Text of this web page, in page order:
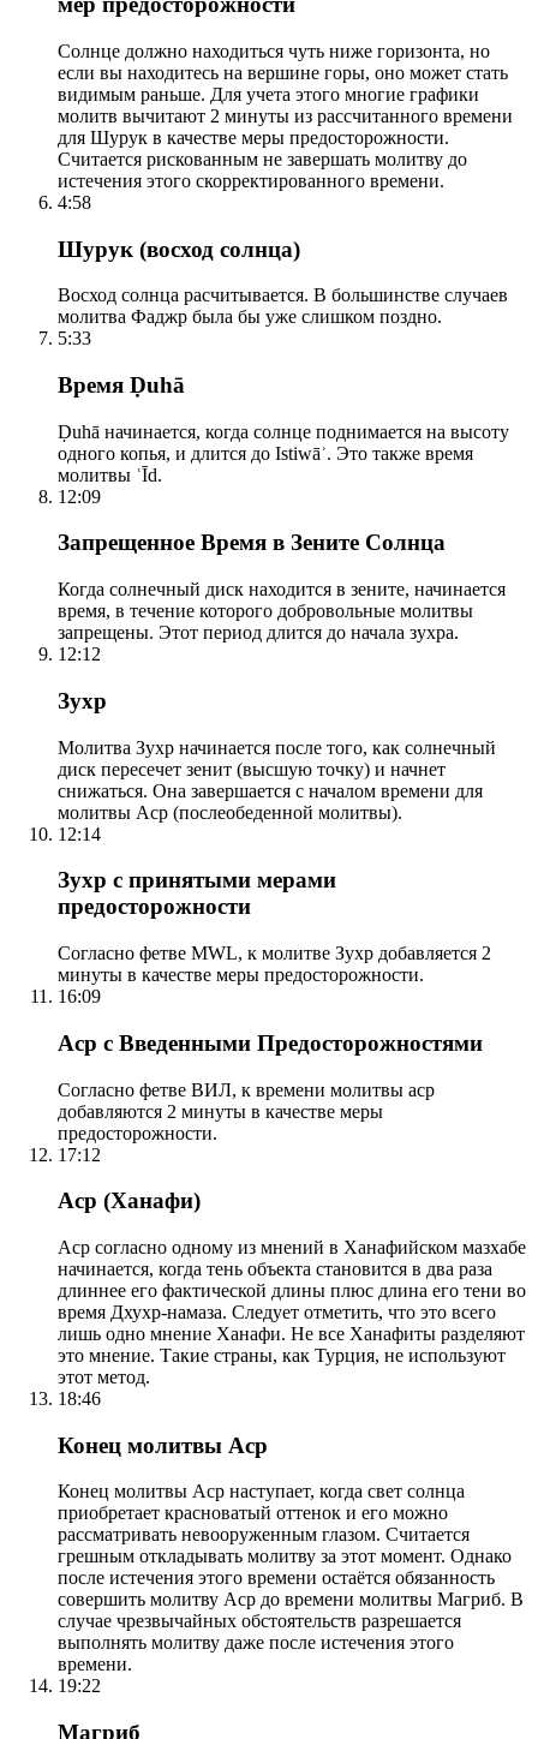
Солнце должно находиться чуть ниже горизонта, но
если вы находитесь на вершине горы, оно может стать
видимым раньше. Для учета этого многие графики
молитв вычитают 2 минуты из рассчитанного времени
для Шурук в качестве меры предосторожности.
Считается рискованным не завершать молитву до
истечения этого скорректированного времени.
4:58
Шурук (восход солнца)
Восход солнца расчитывается. В большинстве случаев
молитва Фаджр была бы уже слишком поздно.
5:33
Время Ḍuhā
Ḍuhā начинается, когда солнце поднимается на высоту
одного копья, и длится до Istiwāʾ. Это также время
молитвы ʿĪd.
12:09
Запрещенное Время в Зените Солнца
Когда солнечный диск находится в зените, начинается
время, в течение которого добровольные молитвы
запрещены. Этот период длится до начала зухра.
12:12
Зухр
Молитва Зухр начинается после того, как солнечный
диск пересечет зенит (высшую точку) и начнет
снижаться. Она завершается с началом времени для
молитвы Аср (послеобеденной молитвы).
12:14
Зухр с принятыми мерами
предосторожности
Согласно фетве MWL, к молитве Зухр добавляется 2
минуты в качестве меры предосторожности.
16:09
Аср с Введенными Предосторожностями
Согласно фетве ВИЛ, к времени молитвы аср
добавляются 2 минуты в качестве меры
предосторожности.
17:12
Аср (Ханафи)
Аср согласно одному из мнений в Ханафийском мазхабе
начинается, когда тень объекта становится в два раза
длиннее его фактической длины плюс длина его тени во
время Дхухр-намаза. Следует отметить, что это всего
лишь одно мнение Ханафи. Не все Ханафиты разделяют
это мнение. Такие страны, как Турция, не используют
этот метод.
18:46
Конец молитвы Аср
Конец молитвы Аср наступает, когда свет солнца
приобретает красноватый оттенок и его можно
рассматривать невооруженным глазом. Считается
грешным откладывать молитву за этот момент. Однако
после истечения этого времени остаётся обязанность
совершить молитву Аср до времени молитвы Магриб. В
случае чрезвычайных обстоятельств разрешается
выполнять молитву даже после истечения этого
времени.
19:22
Магриб